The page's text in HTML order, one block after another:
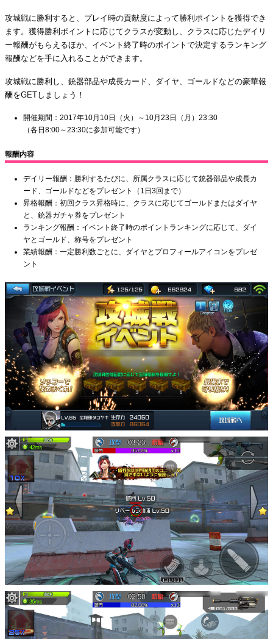
攻城戦に勝利すると、プレイ時の貢献度によって勝利ポイントを獲得でき
ます。獲得勝利ポイントに応じてクラスが変動し、クラスに応じたデイリ
ー報酬がもらえるほか、イベント終了時のポイントで決定するランキング
報酬などを手に入れることができます。
攻城戦に勝利し、銃器部品や成長カード、ダイヤ、ゴールドなどの豪華報
酬をGETしましょう！
開催期間：2017年10月10日（火）～10月23日（月）23:30
（各日8:00～23:30に参加可能です）
報酬内容
デイリー報酬：勝利するたびに、所属クラスに応じて銃器部品や成長カ
ード、ゴールドなどをプレゼント（1日3回まで）
昇格報酬：初回クラス昇格時に、クラスに応じてゴールドまたはダイヤ
と、銃器ガチャ券をプレゼント
ランキング報酬：イベント終了時のポイントランキングに応じて、ダイ
ヤとゴールド、称号をプレゼント
業績報酬：一定勝利数ごとに、ダイヤとプロフィールアイコンをプレゼ
ント